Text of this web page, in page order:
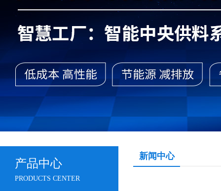
产品中心
PRODUCTS CENTER
新闻中心